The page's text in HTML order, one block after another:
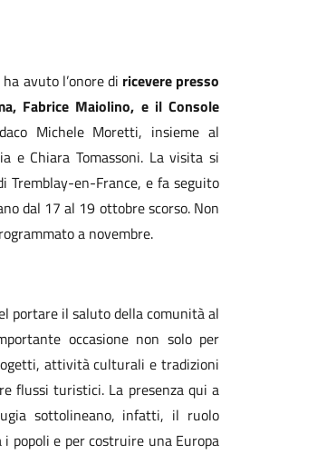
avuto l’onore di ricevere presso
Fabrice Maiolino, e il Console
Michele Moretti, insieme al
e Chiara Tomassoni. La visita si
Tremblay-en-France, e fa seguito
dal 17 al 19 ottobre scorso. Non
a novembre.
portare il saluto della comunità al
occasione non solo per
attività culturali e tradizioni
flussi turistici. La presenza qui a
sottolineano, infatti, il ruolo
popoli e per costruire una Europa